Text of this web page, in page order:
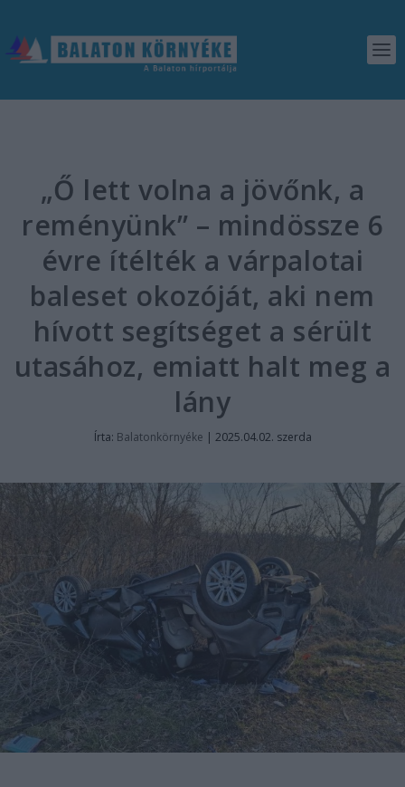
„Ő lett volna a jövőnk, a
reményünk” – mindössze 6
évre ítélték a várpalotai
baleset okozóját, aki nem
hívott segítséget a sérült
utasához, emiatt halt meg a
lány
Írta: Balatonkörnyéke | 2025.04.02. szerda